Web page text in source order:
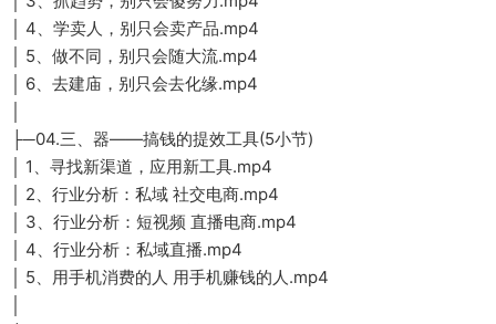
│ 4、学卖人，别只会卖产品.mp4
│ 5、做不同，别只会随大流.mp4
│ 6、去建庙，别只会去化缘.mp4
├─04.三、器——搞钱的提效工具(5小节)
│ 1、寻找新渠道，应用新工具.mp4
│ 2、行业分析：私域 社交电商.mp4
│ 3、行业分析：短视频 直播电商.mp4
│ 4、行业分析：私域直播.mp4
│ 5、用手机消费的人 用手机赚钱的人.mp4